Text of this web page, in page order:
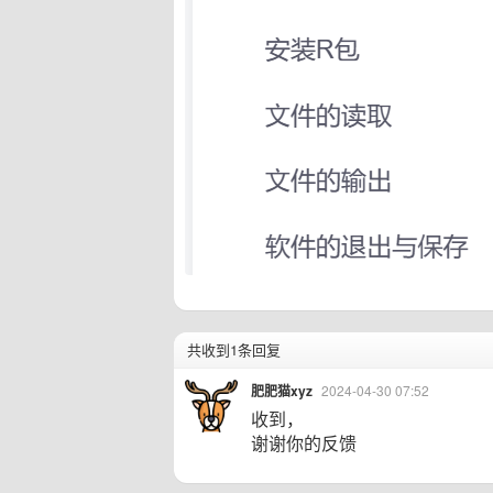
共收到1条回复
肥肥猫xyz 2024-04-30 07:52
收到，
谢谢你的反馈